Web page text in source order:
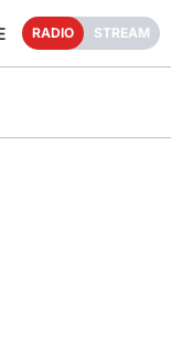
RADIO STREAM